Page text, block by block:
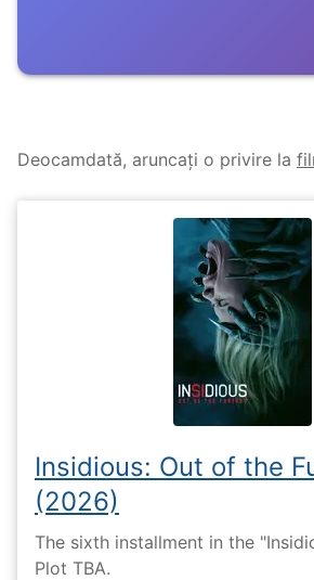
Deocamdată, aruncați o privire la
Insidious: Out of the
(2026)
The sixth installment in the
Plot TBA.